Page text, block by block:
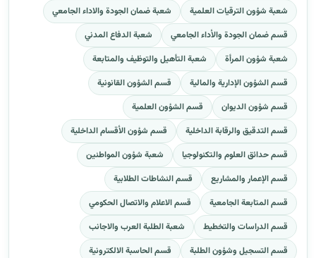
شعبة شؤون الترقيات العلمية
شعبة ضمان الجودة والاداء الجامعي
قسم ضمان الجودة والأداء الجامعي
شعبة الدفاع المدني
شعبة شؤون المرأة
شعبة التأهيل والتوظيف والمتابعة
قسم الشؤون الإدارية والمالية
قسم الشؤون القانونية
قسم شؤون الديوان
قسم الشؤون العلمية
قسم التدقيق والرقابة الداخلية
قسم شؤون الأقسام الداخلية
قسم حدائق العلوم والتكنولوجيا
شعبة شؤون المواطنين
قسم الإعمار والمشاريع
قسم النشاطات الطلابية
قسم المتابعة الجامعية
قسم الاعلام والاتصال الحكومي
قسم الدراسات والتخطيط
شعبة الطلبة العرب والاجانب
قسم التسجيل وشؤون الطلبة
قسم الحاسبة الالكترونية